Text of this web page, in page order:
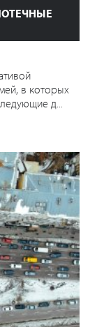
в которых
д...